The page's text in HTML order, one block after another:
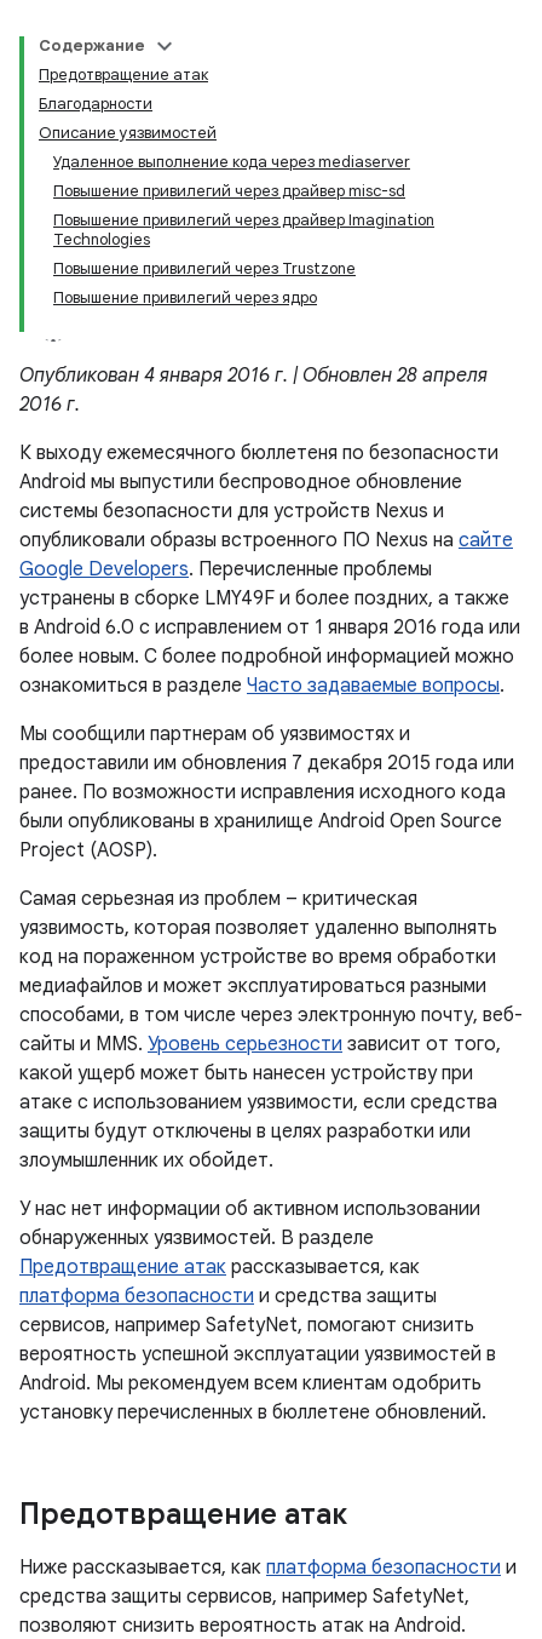
Содержание
Предотвращение атак
Благодарности
Описание уязвимостей
Удаленное выполнение кода через mediaserver
Повышение привилегий через драйвер misc-sd
Повышение привилегий через драйвер Imagination
Technologies
Повышение привилегий через Trustzone
Повышение привилегий через ядро
Опубликован 4 января 2016 г. | Обновлен 28 апреля
2016 г.
К выходу ежемесячного бюллетеня по безопасности
Android мы выпустили беспроводное обновление
системы безопасности для устройств Nexus и
опубликовали образы встроенного ПО Nexus на сайте
Google Developers. Перечисленные проблемы
устранены в сборке LMY49F и более поздних, а также
в Android 6.0 с исправлением от 1 января 2016 года или
более новым. С более подробной информацией можно
ознакомиться в разделе Часто задаваемые вопросы.
Мы сообщили партнерам об уязвимостях и
предоставили им обновления 7 декабря 2015 года или
ранее. По возможности исправления исходного кода
были опубликованы в хранилище Android Open Source
Project (AOSP).
Самая серьезная из проблем – критическая
уязвимость, которая позволяет удаленно выполнять
код на пораженном устройстве во время обработки
медиафайлов и может эксплуатироваться разными
способами, в том числе через электронную почту, веб-
сайты и MMS. Уровень серьезности зависит от того,
какой ущерб может быть нанесен устройству при
атаке с использованием уязвимости, если средства
защиты будут отключены в целях разработки или
злоумышленник их обойдет.
У нас нет информации об активном использовании
обнаруженных уязвимостей. В разделе
Предотвращение атак рассказывается, как
платформа безопасности и средства защиты
сервисов, например SafetyNet, помогают снизить
вероятность успешной эксплуатации уязвимостей в
Android. Мы рекомендуем всем клиентам одобрить
установку перечисленных в бюллетене обновлений.
Предотвращение атак
Ниже рассказывается, как платформа безопасности и
средства защиты сервисов, например SafetyNet,
позволяют снизить вероятность атак на Android.